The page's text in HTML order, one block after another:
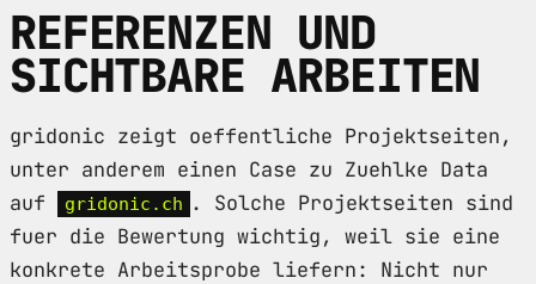
REFERENZEN UND
SICHTBARE ARBEITEN
gridonic zeigt oeffentliche Projektseiten,
unter anderem einen Case zu Zuehlke Data
auf
gridonic.ch . Solche Projektseiten sind
fuer die Bewertung wichtig, weil sie eine
konkrete Arbeitsprobe liefern: Nicht nur